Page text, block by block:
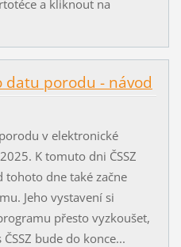
a kliknout na
datu porodu - návod
v elektronické
K tomuto dni ČSSZ
tohoto dne také začne
Jeho vystavení si
přesto vyzkoušet,
bude do konce...